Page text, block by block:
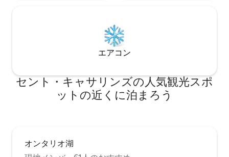
エアコン
セント・キャサリンズの人気観光スポ
ットの近くに泊まろう
オンタリオ湖